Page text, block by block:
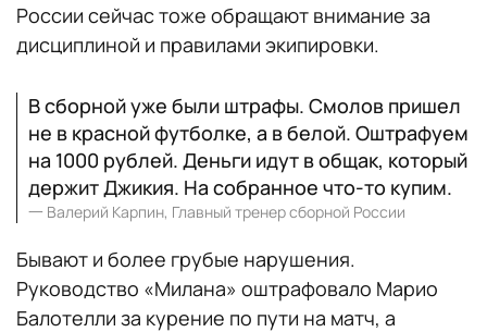
России сейчас тоже обращают внимание за
дисциплиной и правилами экипировки.
В сборной уже были штрафы. Смолов пришел
не в красной футболке, а в белой. Оштрафуем
на 1000 рублей. Деньги идут в общак, который
держит Джикия. На собранное что-то купим.
一 Валерий Карпин, Главный тренер сборной России
Бывают и более грубые нарушения.
Руководство «Милана» оштрафовало Марио
Балотелли за курение по пути на матч, а